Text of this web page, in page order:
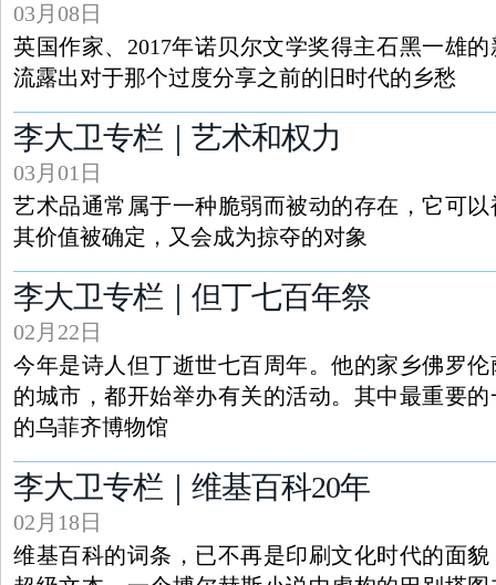
03月08日
英国作家、2017年诺贝尔文学奖得主石黑一雄
流露出对于那个过度分享之前的旧时代的乡愁
李大卫专栏｜艺术和权力
03月01日
艺术品通常属于一种脆弱而被动的存在，它可
其价值被确定，又会成为掠夺的对象
李大卫专栏｜但丁七百年祭
02月22日
今年是诗人但丁逝世七百周年。他的家乡佛罗
的城市，都开始举办有关的活动。其中最重要
的乌菲齐博物馆
李大卫专栏｜维基百科20年
02月18日
维基百科的词条，已不再是印刷文化时代的面